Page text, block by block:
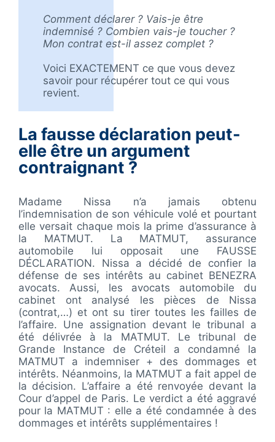
Comment déclarer ? Vais-je être
indemnisé ? Combien vais-je toucher ?
Mon contrat est-il assez complet ?
Voici EXACTEMENT ce que vous devez
savoir pour récupérer tout ce qui vous
revient.
La fausse déclaration peut-
elle être un argument
contraignant ?
Madame Nissa n’a jamais obtenu
l’indemnisation de son véhicule volé et pourtant
elle versait chaque mois la prime d’assurance à
la MATMUT. La MATMUT, assurance
automobile lui opposait une FAUSSE
DÉCLARATION. Nissa a décidé de confier la
défense de ses intérêts au cabinet BENEZRA
avocats. Aussi, les avocats automobile du
cabinet ont analysé les pièces de Nissa
(contrat,…) et ont su tirer toutes les failles de
l’affaire. Une assignation devant le tribunal a
été délivrée à la MATMUT. Le tribunal de
Grande Instance de Créteil a condamné la
MATMUT a indemniser + des dommages et
intérêts. Néanmoins, la MATMUT a fait appel de
la décision. L’affaire a été renvoyée devant la
Cour d’appel de Paris. Le verdict a été aggravé
pour la MATMUT : elle a été condamnée à des
dommages et intérêts supplémentaires !